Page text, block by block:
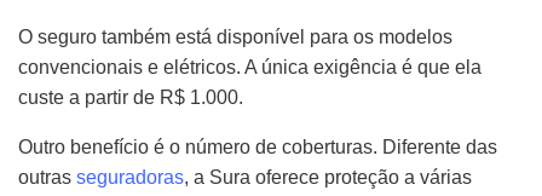
O seguro também está disponível para os modelos
convencionais e elétricos. A única exigência é que ela
custe a partir de R$ 1.000.
Outro benefício é o número de coberturas. Diferente das
outras seguradoras, a Sura oferece proteção a várias